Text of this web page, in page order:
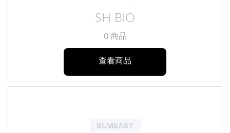
SH BIO
0 商品
查看商品